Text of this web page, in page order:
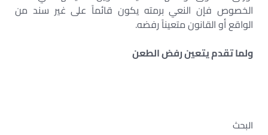
الخصوص فإن النعي برمته يكون قائماً على غير سند من
الواقع أو القانون متعيناً رفضه.
ولما تقدم يتعين رفض الطعن
البحث